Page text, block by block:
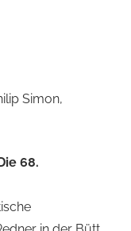
Simon,
68.